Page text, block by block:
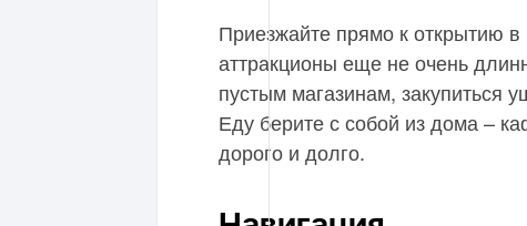
Приезжайте прямо к открытию
аттракционы еще не очень
пустым магазинам, закупиться
Еду берите с собой из дома –
дорого и долго.